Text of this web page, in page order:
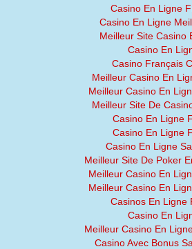
Casino En Ligne
Casino En Ligne
Meilleur Site Casino
Casino En
Casino Français
Meilleur Casino En
Meilleur Casino En
Meilleur Site De
Casino En Ligne
Casino En Ligne
Casino En Ligne
Meilleur Site De Poker
Meilleur Casino En
Meilleur Casino En
Casinos En Ligne
Casino En
Meilleur Casino En
Casino Avec Bonus